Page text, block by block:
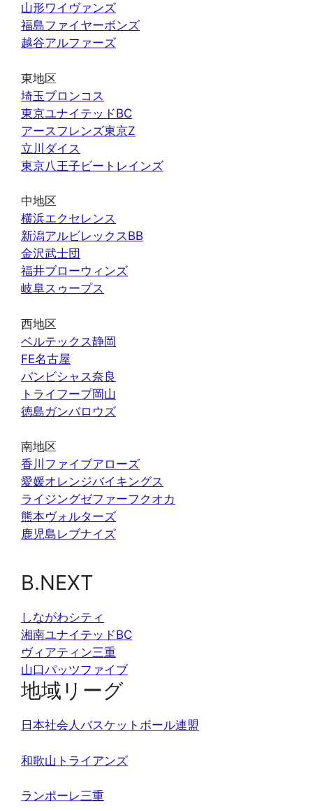
山形ワイヴァンズ
福島ファイヤーボンズ
越谷アルファーズ
東地区
埼玉ブロンコス
東京ユナイテッドBC
アースフレンズ東京Z
立川ダイス
東京八王子ビートレインズ
中地区
横浜エクセレンス
新潟アルビレックスBB
金沢武士団
福井ブローウィンズ
岐阜スゥープス
西地区
ベルテックス静岡
FE名古屋
バンビシャス奈良
トライフープ岡山
徳島ガンバロウズ
南地区
香川ファイブアローズ
愛媛オレンジバイキングス
ライジングゼファーフクオカ
熊本ヴォルターズ
鹿児島レブナイズ
B.NEXT
しながわシティ
湘南ユナイテッドBC
ヴィアティン三重
山口パッツファイブ
地域リーグ
日本社会人バスケットボール連盟
和歌山トライアンズ
ランポーレ三重